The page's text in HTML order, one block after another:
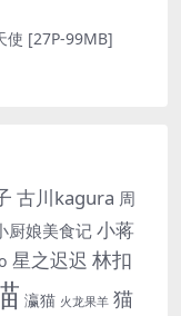
使 [27P-99MB]
古川kagura 周
厨娘美食记 小蒋
星之迟迟 林扣
瀛猫 火龙果羊 猫